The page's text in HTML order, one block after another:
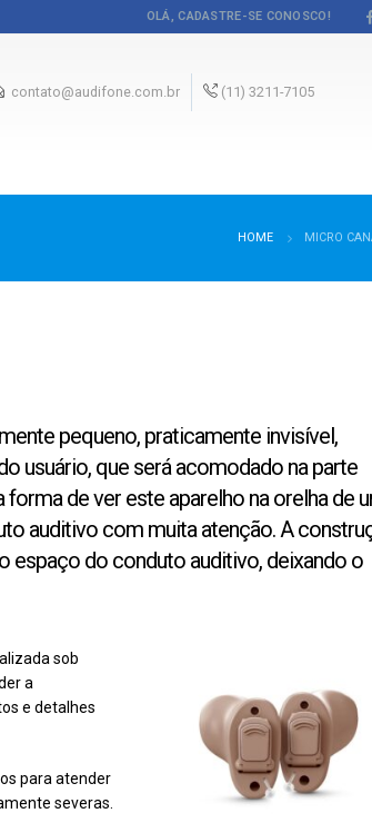
OLÁ, CADASTRE-SE CONOSCO!
contato@audifone.com.br (11) 3211-7105
HOME MICRO
pequeno, praticamente invisível,
usuário, que será acomodado na parte
de ver este aparelho na orelha de
auditivo com muita atenção. A
espaço do conduto auditivo, deixando o
sob
a
e detalhes
para atender
severas.